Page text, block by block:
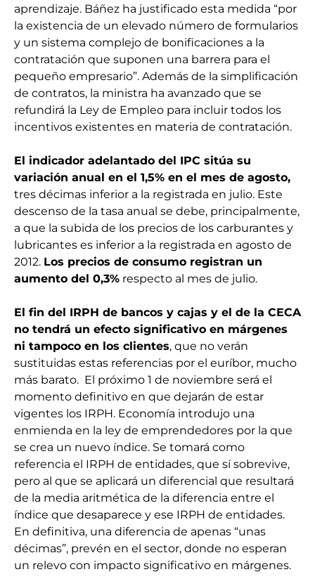
aprendizaje. Báñez ha justificado esta medida “por
la existencia de un elevado número de formularios
y un sistema complejo de bonificaciones a la
contratación que suponen una barrera para el
pequeño empresario”. Además de la simplificación
de contratos, la ministra ha avanzado que se
refundirá la Ley de Empleo para incluir todos los
incentivos existentes en materia de contratación.
El indicador adelantado del IPC sitúa su
variación anual en el 1,5% en el mes de agosto,
tres décimas inferior a la registrada en julio. Este
descenso de la tasa anual se debe, principalmente,
a que la subida de los precios de los carburantes y
lubricantes es inferior a la registrada en agosto de
2012. Los precios de consumo registran un
aumento del 0,3% respecto al mes de julio.
El fin del IRPH de bancos y cajas y el de la CECA
no tendrá un efecto significativo en márgenes
ni tampoco en los clientes, que no verán
sustituidas estas referencias por el euríbor, mucho
más barato. El próximo 1 de noviembre será el
momento definitivo en que dejarán de estar
vigentes los IRPH. Economía introdujo una
enmienda en la ley de emprendedores por la que
se crea un nuevo índice. Se tomará como
referencia el IRPH de entidades, que sí sobrevive,
pero al que se aplicará un diferencial que resultará
de la media aritmética de la diferencia entre el
índice que desaparece y ese IRPH de entidades.
En definitiva, una diferencia de apenas “unas
décimas”, prevén en el sector, donde no esperan
un relevo con impacto significativo en márgenes.